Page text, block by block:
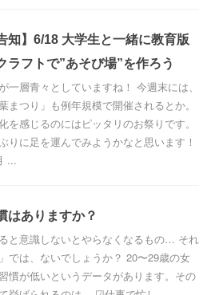
知】6/18 大学生と一緒に教育版
ラフトで”あそび場”を作ろう
一層青々としていますね！ 今週末には、
まつり」も例年規模で開催されるとか。
を感じるのにはピッタリのお祭りです。
りに足を運んでみようかなと思います！
...
はありますか？
と意識しないとやらなくなるもの… それ
では、ないでしょうか？ 20〜29歳の女
慣が低いというデータがあります。その